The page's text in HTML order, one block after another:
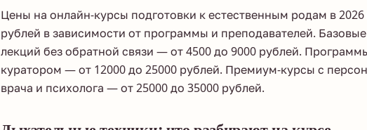
Цены на онлайн-курсы подготовки к естественным родам в
рублей в зависимости от программы и преподавателей.
лекций без обратной связи — от 4500 до 9000 рублей.
куратором — от 12000 до 25000 рублей. Премиум-курсы с
врача и психолога — от 25000 до 35000 рублей.